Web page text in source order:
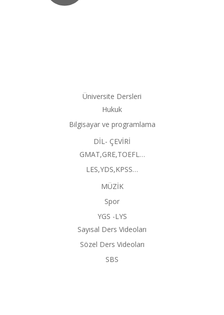
Üniversite Dersleri
Hukuk
Bilgisayar ve programlama
DİL- ÇEVİRİ
GMAT,GRE,TOEFL…
LES,YDS,KPSS…
MÜZİK
Spor
YGS -LYS
Sayısal Ders Videoları
Sözel Ders Videoları
SBS